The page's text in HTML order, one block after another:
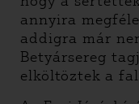
annyira
addigra már
Betyársereg
elköltöztek a